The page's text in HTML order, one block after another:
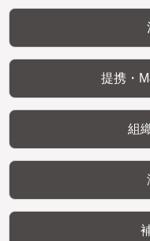
提携・
組